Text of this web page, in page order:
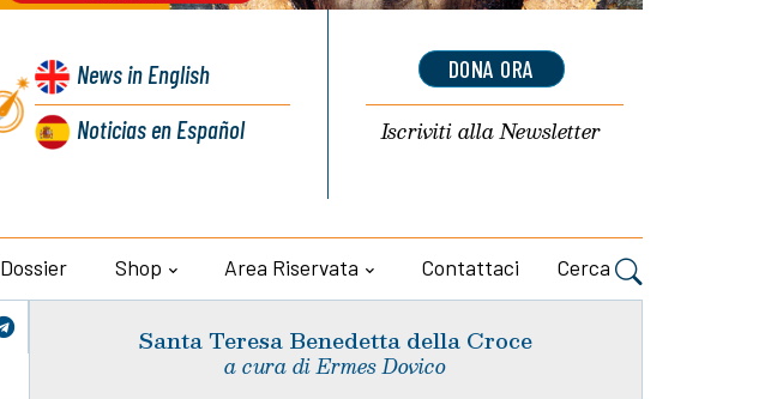
Newsin English
Noticiasen Español
DONA ORA
Iscriviti allaNewsletter
Dossier Shop Area Riservata Contattaci Cerca
Santa Teresa Benedetta della Croce
a cura di Ermes Dovico